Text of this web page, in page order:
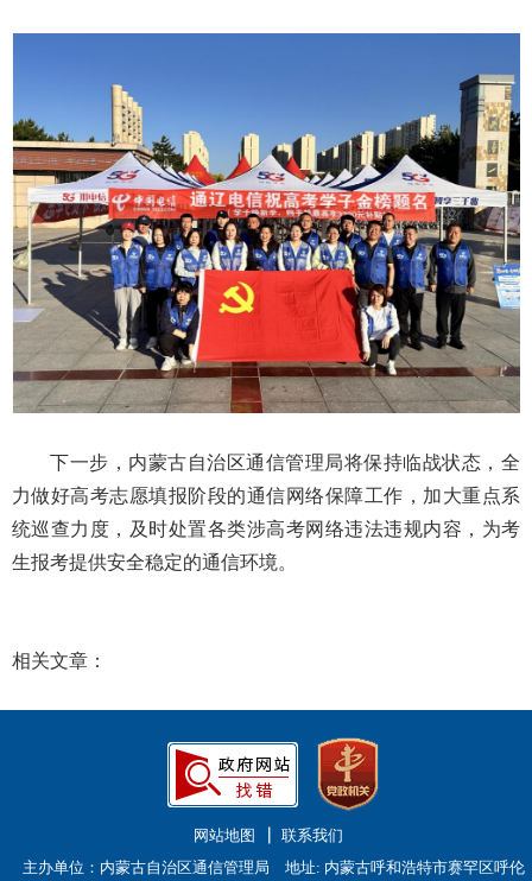
下一步，内蒙古自治区通信管理局将保持临战状态，全
力做好高考志愿填报阶段的通信网络保障工作，加大重点系
统巡查力度，及时处置各类涉高考网络违法违规内容，为考
生报考提供安全稳定的通信环境。
相关文章：
网站地图
联系我们
主办单位：内蒙古自治区通信管理局 地址: 内蒙古呼和浩特市赛罕区呼伦